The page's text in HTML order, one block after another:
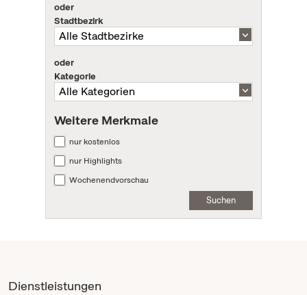
oder
Stadtbezirk
oder
Kategorie
Weitere Merkmale
nur kostenlos
nur Highlights
Wochenendvorschau
Suchen
Dienstleistungen